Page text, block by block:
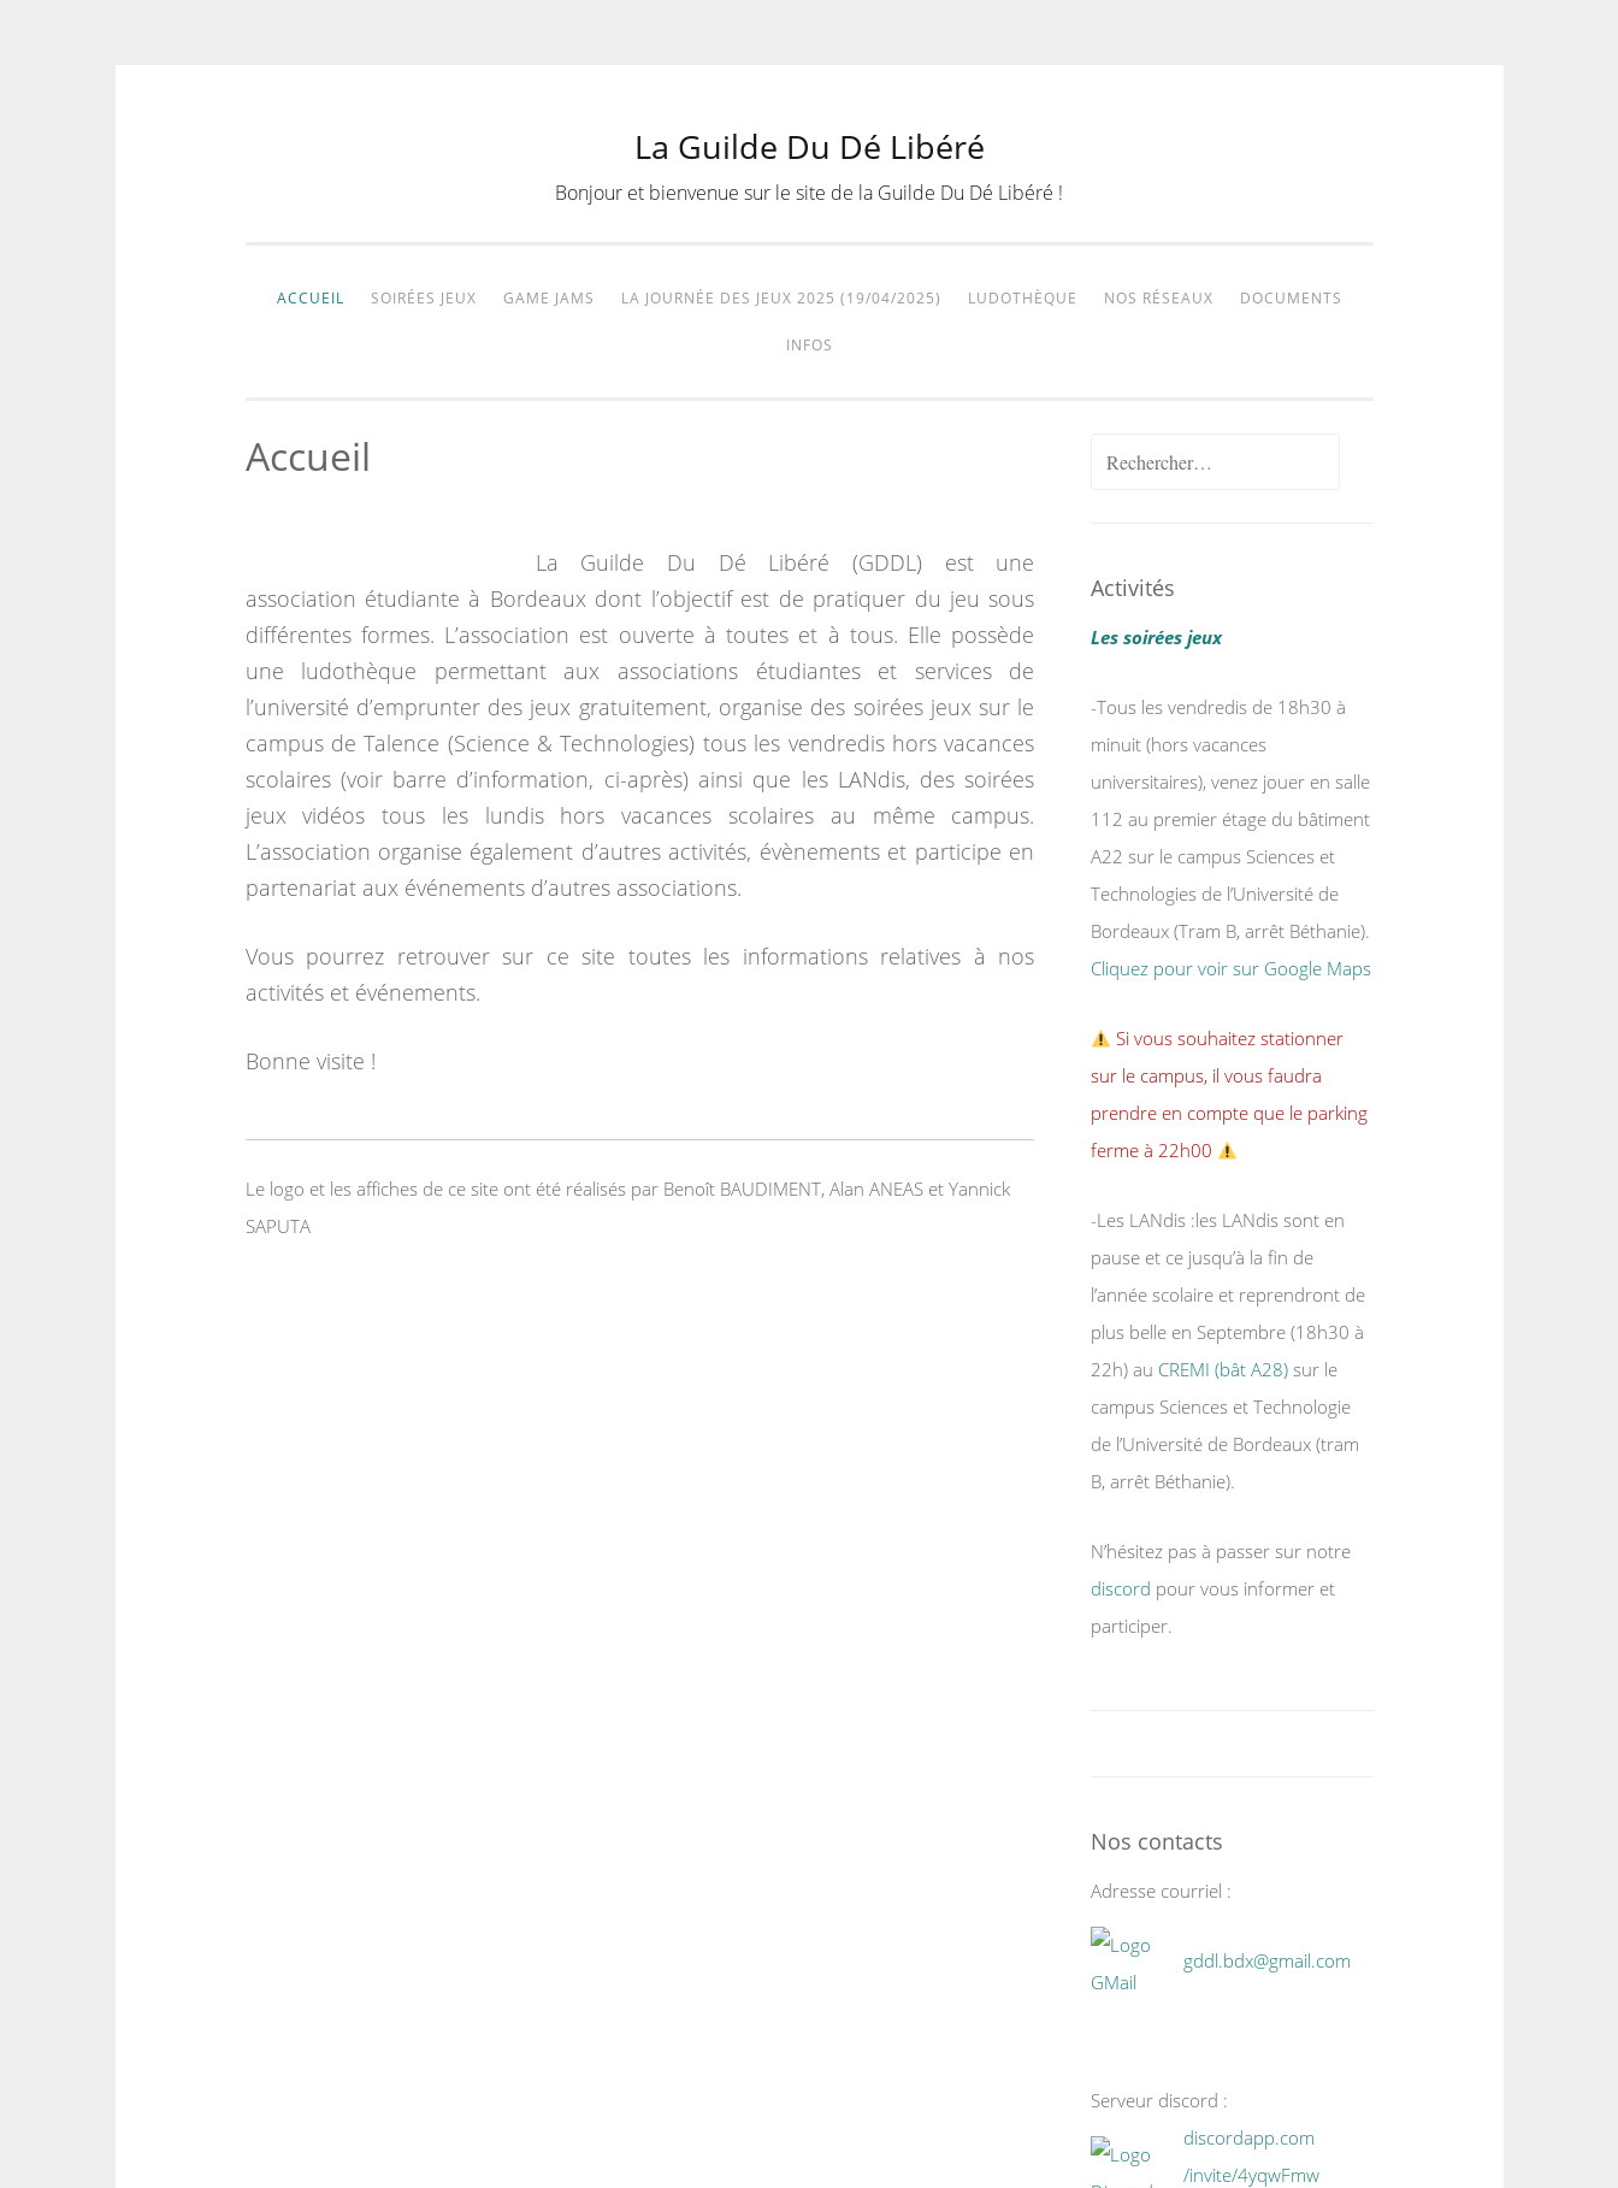
La Guilde Du Dé Libéré
Bonjour et bienvenue sur le site de la Guilde Du Dé Libéré !
ACCUEIL SOIRÉES JEUX GAME JAMS LA JOURNÉE DES JEUX 2025 (19/04/2025) LUDOTHÈQUE NOS RÉSEAUX DOCUMENTS
INFOS
Accueil
La Guilde Du Dé Libéré (GDDL) est une
association étudiante à Bordeaux dont l’objectif est de pratiquer du jeu sous
différentes formes. L’association est ouverte à toutes et à tous. Elle possède
une ludothèque permettant aux associations étudiantes et services de
l’université d’emprunter des jeux gratuitement, organise des soirées jeux sur le
campus de Talence (Science & Technologies) tous les vendredis hors vacances
scolaires (voir barre d’information, ci-après) ainsi que les LANdis, des soirées
jeux vidéos tous les lundis hors vacances scolaires au même campus.
L’association organise également d’autres activités, évènements et participe en
partenariat aux événements d’autres associations.
Vous pourrez retrouver sur ce site toutes les informations relatives à nos
activités et événements.
Bonne visite !
Le logo et les affiches de ce site ont été réalisés par Benoît BAUDIMENT, Alan ANEAS et Yannick
SAPUTA
Rechercher :
Activités
Les soirées jeux
-Tous les vendredis de 18h30 à
minuit (hors vacances
universitaires), venez jouer en salle
112 au premier étage du bâtiment
A22 sur le campus Sciences et
Technologies de l’Université de
Bordeaux (Tram B, arrêt Béthanie).
Cliquez pour voir sur Google Maps
Si vous souhaitez stationner
sur le campus, il vous faudra
prendre en compte que le parking
ferme à 22h00
-Les LANdis :les LANdis sont en
pause et ce jusqu’à la fin de
l’année scolaire et reprendront de
plus belle en Septembre (18h30 à
22h) au CREMI (bât A28) sur le
campus Sciences et Technologie
de l’Université de Bordeaux (tram
B, arrêt Béthanie).
N’hésitez pas à passer sur notre
discord pour vous informer et
participer.
Nos contacts
Adresse courriel :
gddl.bdx@gmail.com
Serveur discord :
discordapp.com
/invite/4yqwFmw